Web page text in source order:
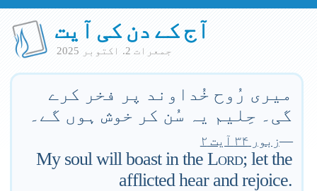
آج کے دن کی آیت
جمعرات 2. اكتوبر 2025
میری رُوح خُداوند پر فخر کرے
گی۔ حِلیم یہ سُن کر خوش ہوں گے۔
—زبور ۳۴ آیت ۲
My soul will boast in the Lord; let the
afflicted hear and rejoice.